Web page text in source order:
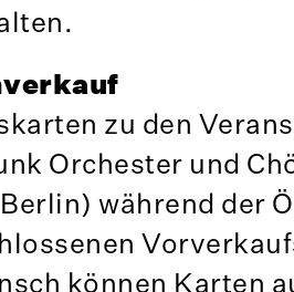
zu den
Orchester und
während der
können Karten